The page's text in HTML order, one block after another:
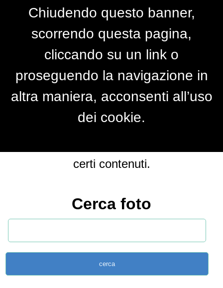
Foto still%20life
Effettua una ricerca foto con altri criteri.
N.B. Potresti non disporre delle
certi contenuti.
Cerca foto
Chiudendo questo banner,
scorrendo questa pagina,
cliccando su un link o
proseguendo la navigazione in
altra maniera, acconsenti all’uso
dei cookie.